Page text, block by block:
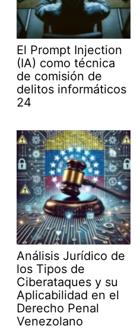
El Prompt Injection
(IA) como técnica
de comisión de
delitos informáticos
24
Análisis Jurídico de
los Tipos de
Ciberataques y su
Aplicabilidad en el
Derecho Penal
Venezolano